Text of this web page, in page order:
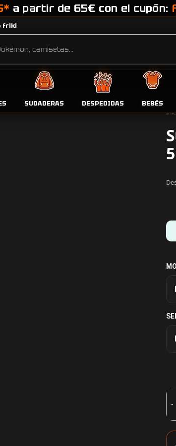
a partir de 65€ con el cupón:
friki
SUDADERAS DESPEDIDAS BEBÉS